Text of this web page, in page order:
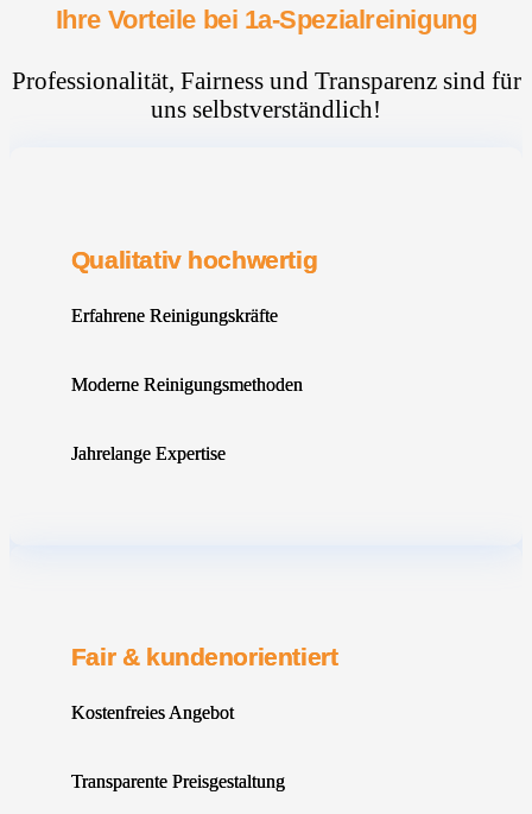
Ihre Vorteile bei 1a-Spezialreinigung
Professionalität, Fairness und Transparenz sind für
uns selbstverständlich!
Qualitativ hochwertig
Erfahrene Reinigungskräfte
Moderne Reinigungsmethoden
Jahrelange Expertise
Fair & kundenorientiert
Kostenfreies Angebot
Transparente Preisgestaltung